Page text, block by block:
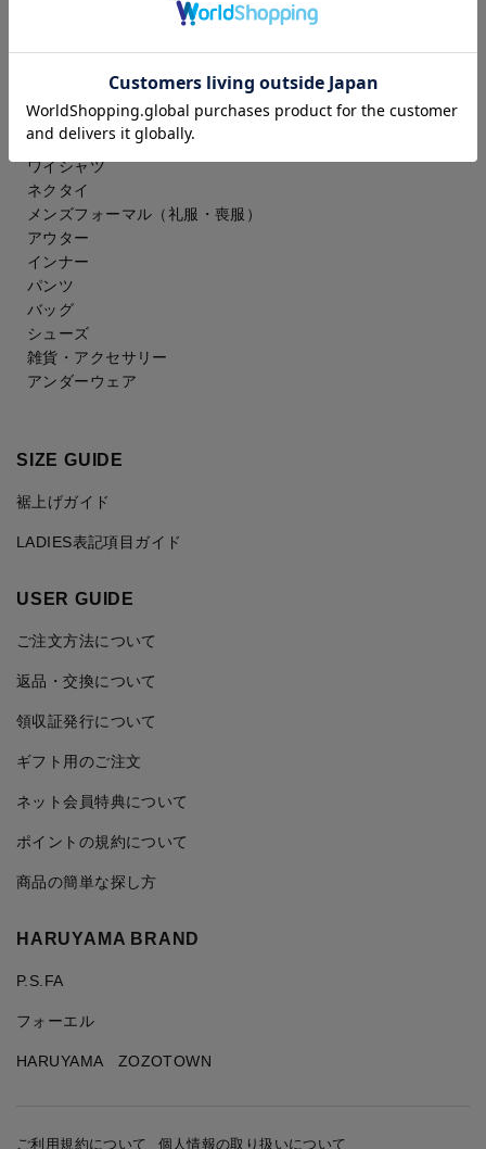
スラックス
アイシャツ
ワイシャツ
ネクタイ
メンズフォーマル （礼服・喪服）
アウター
インナー
パンツ
バッグ
シューズ
雑貨・アクセサリー
アンダーウェア
SIZE GUIDE
裾上げガイド
LADIES表記項目ガイド
USER GUIDE
ご注文方法について
返品・交換について
領収証発行について
ギフト用のご注文
ネット会員特典について
ポイントの規約について
商品の簡単な探し方
HARUYAMA BRAND
P.S.FA
フォーエル
HARUYAMA ZOZOTOWN
ご利用規約について 個人情報の取り扱いについて